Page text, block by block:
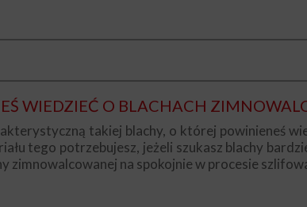
WIEDZIEĆ O BLACHACH
takiej blachy, o której powinieneś
tego potrzebujesz, jeżeli szukasz blachy
zimnowalcowanej na spokojnie w procesie